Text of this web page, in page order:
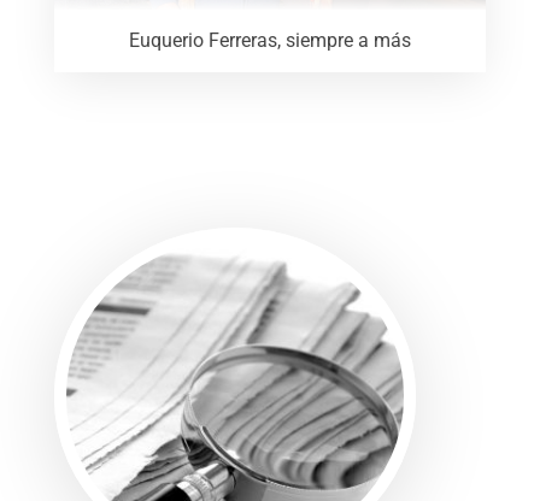
Euquerio Ferreras, siempre a más